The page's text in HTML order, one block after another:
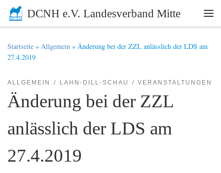
Zum Inhalt springen
DCNH e.V. Landesverband Mitte
Startseite » Allgemein » Änderung bei der ZZL anlässlich der LDS am
27.4.2019
ALLGEMEIN LAHN-DILL-SCHAU VERANSTALTUNGEN
Änderung bei der ZZL
anlässlich der LDS am
27.4.2019